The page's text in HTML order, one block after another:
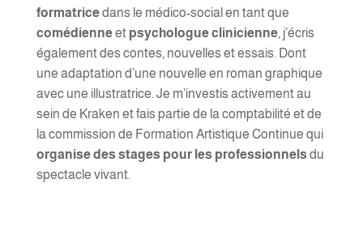
formatricedans le médico-social en tant que
comédienneet psychologue clinicienne, j’écris
également des contes, nouvelles et essais. Dont
une adaptation d’une nouvelle en roman graphique
avec une illustratrice. Je m’investis activement au
sein de Kraken et fais partie de la comptabilité et de
la commission de Formation Artistique Continue qui
organise des stages pour les professionnels du
spectacle vivant.